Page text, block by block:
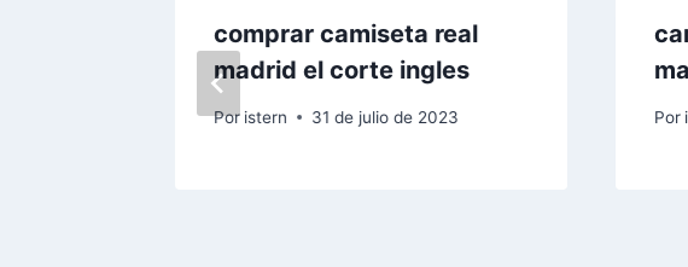
comprar camiseta real
madrid el corte ingles
Por istern 31 de julio de 2023 Por